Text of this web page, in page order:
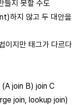
들지 못할 수도
하지 않고 두 대안을
이지만 태그가 다르다
(A join B) join C
join, lookup join)